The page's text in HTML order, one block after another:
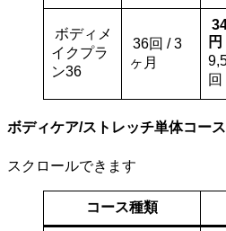
ボディメ
イクプラ
ン36
36回 / 3
ヶ月
円
回
ボディケア/ストレッチ単体コース
スクロールできます
コース種類